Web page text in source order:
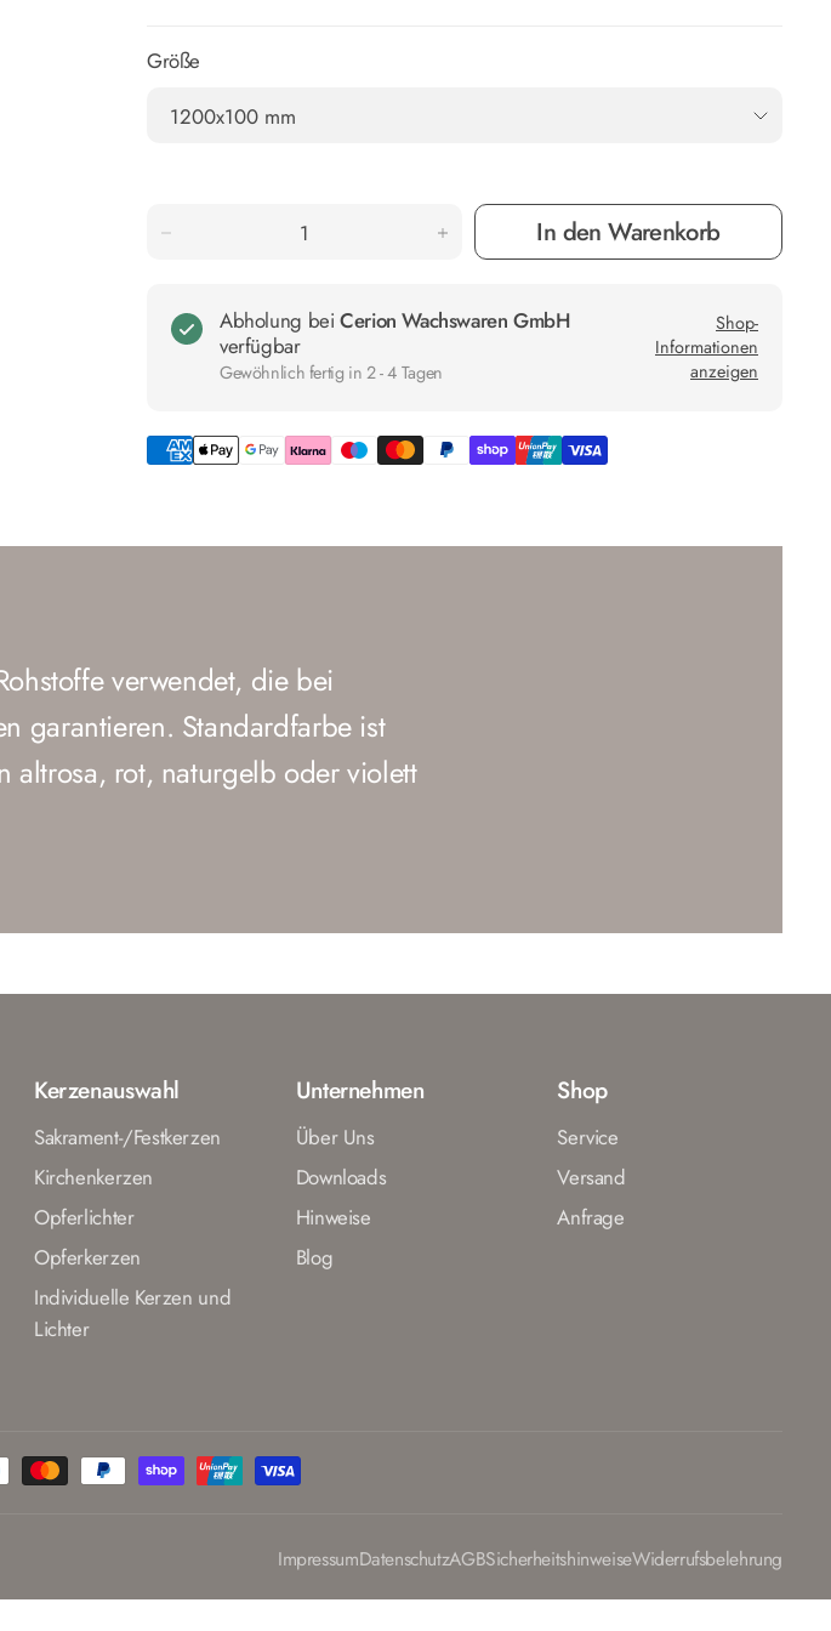
Größe
In den Warenkorb
Abholung beiCerion Wachswaren GmbH
verfügbar
Gewöhnlich fertig in 2 - 4 Tagen
Shop-
Informationen
anzeigen
verwendet, die bei
garantieren. Standardfarbe ist
altrosa, rot, naturgelb oder violett
Kerzenauswahl
Sakrament-/Festkerzen
Kirchenkerzen
Opferlichter
Opferkerzen
Individuelle Kerzen und
Lichter
Unternehmen
Über Uns
Downloads
Hinweise
Blog
Shop
Service
Versand
Anfrage
ImpressumDatenschutzAGBSicherheitshinweiseWiderrufsbelehrung